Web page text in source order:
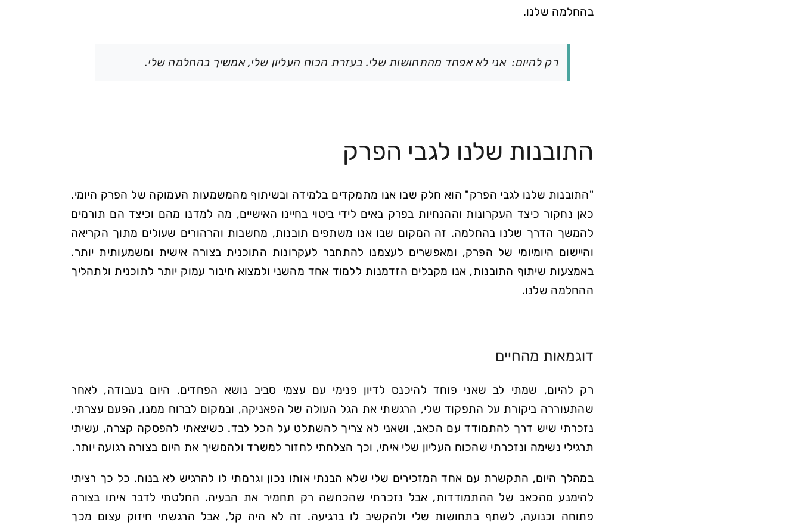
בהחלמה שלנו.
רק להיום: אני לא אפחד מהתחושות שלי. בעזרת הכוח העליון שלי, אמשיך בהחלמה שלי.
התובנות שלנו לגבי הפרק
"התובנות שלנו לגבי הפרק" הוא חלק שבו אנו מתמקדים בלמידה ובשיתוף מהמשמעות העמוקה של הפרק היומי.
כאן נחקור כיצד העקרונות וההנחיות בפרק באים לידי ביטוי בחיינו האישיים, מה למדנו מהם וכיצד הם תורמים
להמשך הדרך שלנו בהחלמה. זה המקום שבו אנו משתפים תובנות, מחשבות והרהורים שעולים מתוך הקריאה
והיישום היומיומי של הפרק, ומאפשרים לעצמנו להתחבר לעקרונות התוכנית בצורה אישית ומשמעותית יותר.
באמצעות שיתוף התובנות, אנו מקבלים הזדמנות ללמוד אחד מהשני ולמצוא חיבור עמוק יותר לתוכנית ולתהליך
ההחלמה שלנו.
דוגמאות מהחיים
רק להיום, שמתי לב שאני פוחד להיכנס לדיון פנימי עם עצמי סביב נושא הפחדים. היום בעבודה, לאחר
שהתעוררה ביקורת על התפקוד שלי, הרגשתי את הגל העולה של הפאניקה, ובמקום לברוח ממנו, הפעם עצרתי.
נזכרתי שיש דרך להתמודד עם הכאב, ושאני לא צריך להשתלט על הכל לבד. כשיצאתי להפסקה קצרה, עשיתי
תרגילי נשימה ונזכרתי שהכוח העליון שלי איתי, וכך הצלחתי לחזור למשרד ולהמשיך את היום בצורה רגועה יותר.
במהלך היום, התקשרת עם אחד המזכירים שלי שלא הבנתי אותו נכון וגרמתי לו להרגיש לא בנוח. כל כך רציתי
להימנע מהכאב של ההתמודדות, אבל נזכרתי שהכחשה רק תחמיר את הבעיה. החלטתי לדבר איתו בצורה
פתוחה וכנועה, לשתף בתחושות שלי ולהקשיב לו ברגיעה. זה לא היה קל, אבל הרגשתי חיזוק עצום מכך